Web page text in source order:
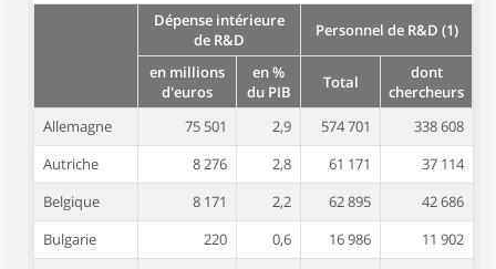
Dépense intérieure
de R&D
Personnel de R&D (1)
en millions
d'euros
en %
du PIB
Total
dont
chercheurs
Allemagne
75 501 2,9 574 701
338 608
Autriche
8 276 2,8 61 171
37 114
Belgique
8 171 2,2 62 895
42 686
Bulgarie
220 0,6 16 986
11 902